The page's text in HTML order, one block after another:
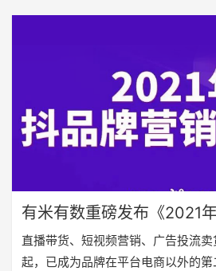
CC数据的海量抖音电商以及小红书
大类型，从达人布局、抖音直播等
有米有数重磅发布《2021
书》
直播带货、短视频营销、广告投流
起，已成为品牌在平台电商以外的